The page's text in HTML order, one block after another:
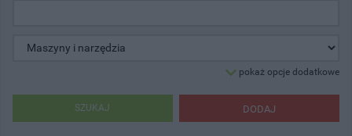
pokaż opcje dodatkowe
DODAJ
SZUKAJ